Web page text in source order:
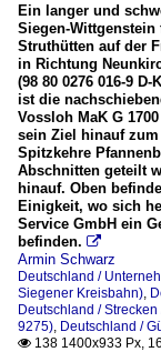
Ein langer und
Siegen-
Struthütten auf der
in Richtung
(98 80 0276 016-9
ist die
Vossloh MaK G
sein Ziel hinauf
Spitzkehre
Abschnitten geteilt
hinauf. Oben
Einigkeit, wo sich
Service GmbH ein
befinden. 
Armin Schwarz
Deutschland /
Siegener Kreisbahn)
Deutschland /
9275) Deutschland /
 138 1400x933 Px,